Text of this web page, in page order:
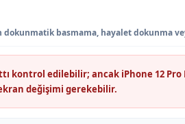
basmama, hayalet dokunma
edilebilir; ancak iPhone 12 Pro
değişimi gerekebilir.